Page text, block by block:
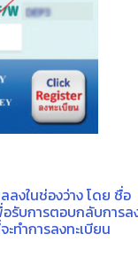
งในช่องว่าง โดย ชื่อ
อรับการตอบกลับการล
ทำการลงทะเบียน